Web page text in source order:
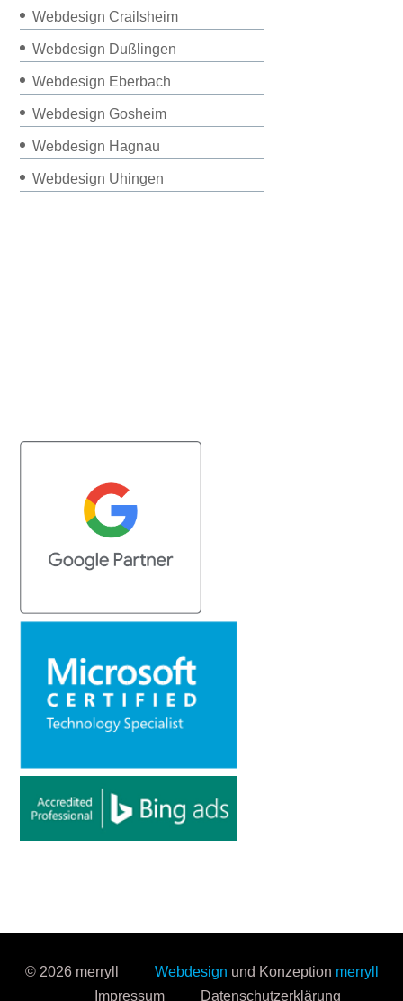
Webdesign Crailsheim
Webdesign Dußlingen
Webdesign Eberbach
Webdesign Gosheim
Webdesign Hagnau
Webdesign Uhingen
© 2026 merryll Webdesign und Konzeption merryll
Impressum
Datenschutzerklärung